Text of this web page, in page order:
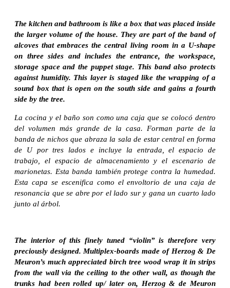
The kitchen and bathroom is like a box that was placed inside
the larger volume of the house. They are part of the band of
alcoves that embraces the central living room in a U-shape
on three sides and includes the entrance, the workspace,
storage space and the puppet stage. This band also protects
against humidity. This layer is staged like the wrapping of a
sound box that is open on the south side and gains a fourth
side by the tree.
La cocina y el baño son como una caja que se colocó dentro
del volumen más grande de la casa. Forman parte de la
banda de nichos que abraza la sala de estar central en forma
de U por tres lados e incluye la entrada, el espacio de
trabajo, el espacio de almacenamiento y el escenario de
marionetas. Esta banda también protege contra la humedad.
Esta capa se escenifica como el envoltorio de una caja de
resonancia que se abre por el lado sur y gana un cuarto lado
junto al árbol.
The interior of this finely tuned “violin” is therefore very
preciously designed. Multiplex-boards made of Herzog & De
Meuron’s much appreciated birch tree wood wrap it in strips
from the wall via the ceiling to the other wall, as though the
trunks had been rolled up/ later on, Herzog & de Meuron